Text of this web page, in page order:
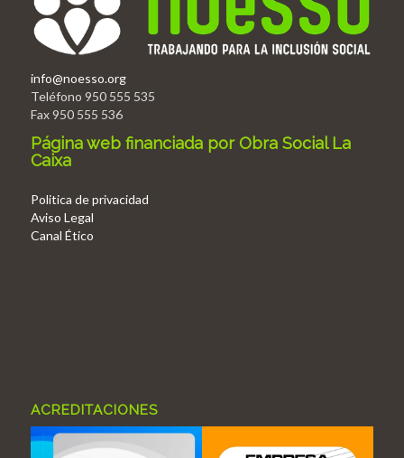
info@noesso.org
Teléfono 950 555 535
Fax 950 555 536
Página web financiada por Obra Social La
Caixa
Politica de privacidad
Aviso Legal
Canal Ético
ACREDITACIONES